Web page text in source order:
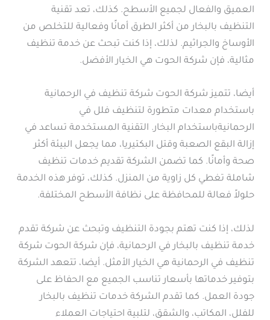
العميق والفعال لجميع الأسطح. كذلك، تعد تقنية
التنظيف بالبخار من أكثر الطرق أمانًا وفعالية للتخلص من
الأوساخ والجراثيم. لذلك، إذا كنت تبحث عن خدمة تنظيف
مثالية، فإن شركة الحوت هي الخيار الأفضل.
أيضا، تتميز شركة الحوت شركة تنظيف في الرحمانية
باستخدام معدات متطورة لتنظيف فلل في
الرحمانيةباستخدام البخار. التقنية المستخدمة تساعد في
إزالة البقع الصعبة وقتل البكتيريا، مما يجعل البيئة أكثر
صحة وأمانًا. كما تضمن الشركة تقديم خدمات تنظيف
شاملة تغطي كل زاوية من المنزل. كذلك، توفر هذه الخدمة
حلولاً فعالة للمحافظة على نظافة الأسطح المختلفة.
لذلك، إذا كنت تهتم بجودة التنظيف وتبحث عن شركة تقدم
خدمة تنظيف بالبخار في الرحمانية، فإن شركة الحوت شركة
تنظيف في الرحمانية هي الخيار الأمثل. أيضا، تتعهد الشركة
بتوفير خدماتها بأسعار تناسب الجميع مع الحفاظ على
جودة العمل. كما تقدم الشركة خدمات تنظيف بالبخار
للفلل، المكاتب، والشقق، لتلبية احتياجات العملاء